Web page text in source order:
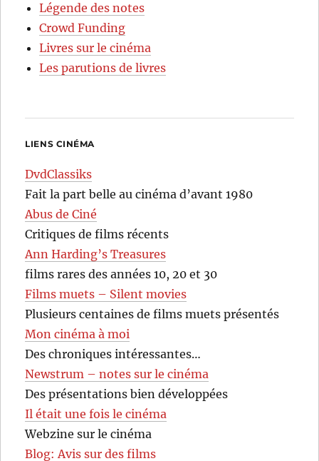
Légende des notes
Crowd Funding
Livres sur le cinéma
Les parutions de livres
LIENS CINÉMA
DvdClassiks
Fait la part belle au cinéma d’avant 1980
Abus de Ciné
Critiques de films récents
Ann Harding’s Treasures
films rares des années 10, 20 et 30
Films muets – Silent movies
Plusieurs centaines de films muets présentés
Mon cinéma à moi
Des chroniques intéressantes…
Newstrum – notes sur le cinéma
Des présentations bien développées
Il était une fois le cinéma
Webzine sur le cinéma
Blog: Avis sur des films